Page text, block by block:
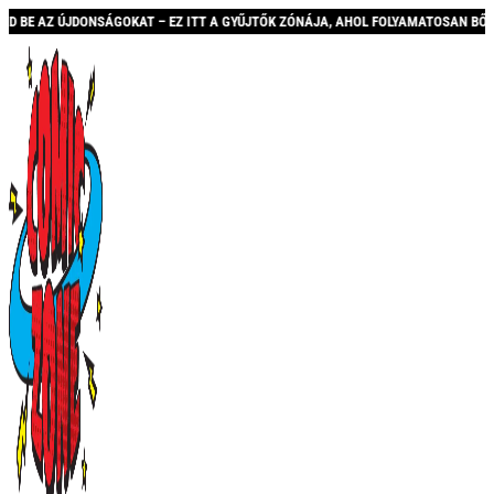
– EZ ITT A GYŰJTŐK ZÓNÁJA, AHOL FOLYAMATOSAN BŐVÜLŐ